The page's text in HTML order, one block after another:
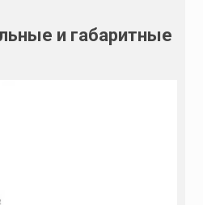
и габаритные